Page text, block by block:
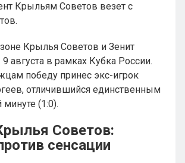
Крыльям Советов везет с
Крылья Советов и Зенит
августа в рамках Кубка России.
победу принес экс-игрок
отличившийся единственным
(1:0).
Советов:
сенсации